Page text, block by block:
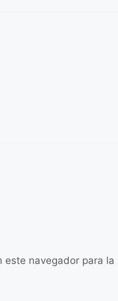
navegador para la